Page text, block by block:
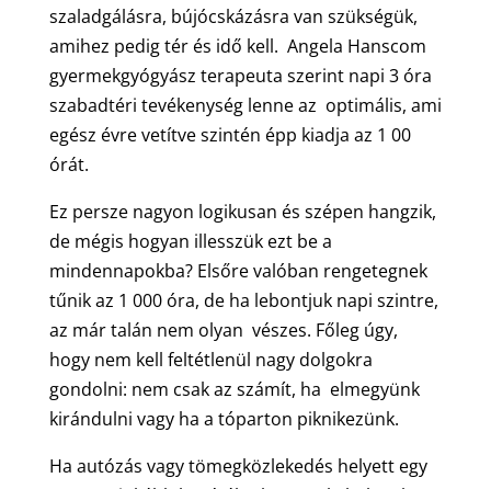
szaladgálásra, bújócskázásra van szükségük,
amihez pedig tér és idő kell. Angela Hanscom
gyermekgyógyász terapeuta szerint napi 3 óra
szabadtéri tevékenység lenne az optimális, ami
egész évre vetítve szintén épp kiadja az 1 00
órát.
Ez persze nagyon logikusan és szépen hangzik,
de mégis hogyan illesszük ezt be a
mindennapokba? Elsőre valóban rengetegnek
tűnik az 1 000 óra, de ha lebontjuk napi szintre,
az már talán nem olyan vészes. Főleg úgy,
hogy nem kell feltétlenül nagy dolgokra
gondolni: nem csak az számít, ha elmegyünk
kirándulni vagy ha a tóparton piknikezünk.
Ha autózás vagy tömegközlekedés helyett egy